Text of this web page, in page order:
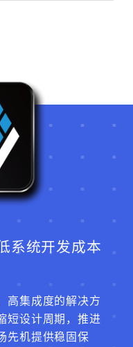
系统开发成本
高集成度的解决方
短设计周期，推进
先机提供稳固保